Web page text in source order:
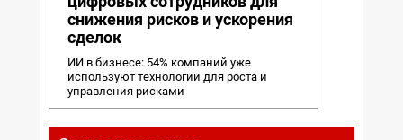
снижения рисков и ускорения
сделок
ИИ в бизнесе: 54% компаний уже
используют технологии для роста и
управления рисками